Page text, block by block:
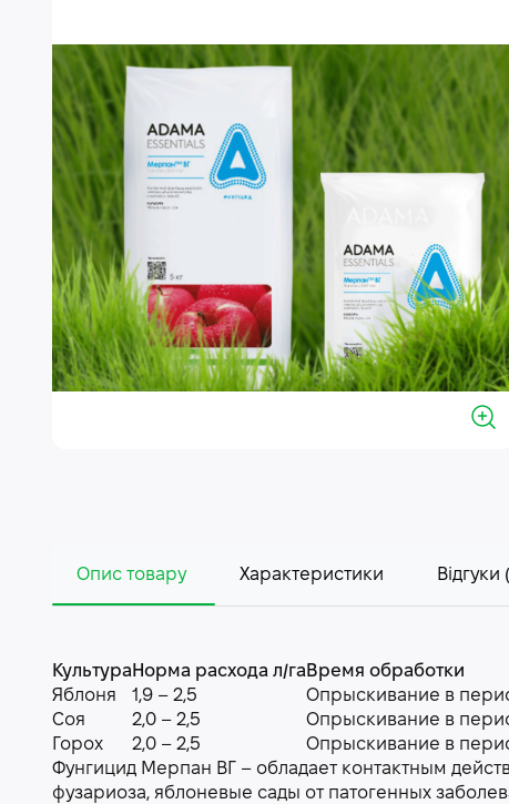
Опис товару Характеристики Відгуки
Культура Норма расхода л/га Время обработки
Яблоня
1,9 – 2,5 Опрыскивание в
Соя
2,0 – 2,5 Опрыскивание в
Горох
2,0 – 2,5 Опрыскивание в
Фунгицид Мерпан ВГ – обладает контактным
фузариоза, яблоневые сады от патогенных